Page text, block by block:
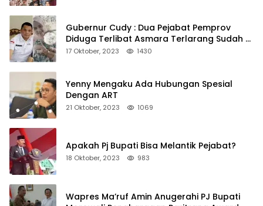
Gubernur Cudy : Dua Pejabat Pemprov
Diduga Terlibat Asmara Terlarang Sudah di
Non Job
17 Oktober, 2023 1430
Yenny Mengaku Ada Hubungan Spesial
Dengan ART
21 Oktober, 2023 1069
Apakah Pj Bupati Bisa Melantik Pejabat?
18 Oktober, 2023 983
Wapres Ma’ruf Amin Anugerahi PJ Bupati